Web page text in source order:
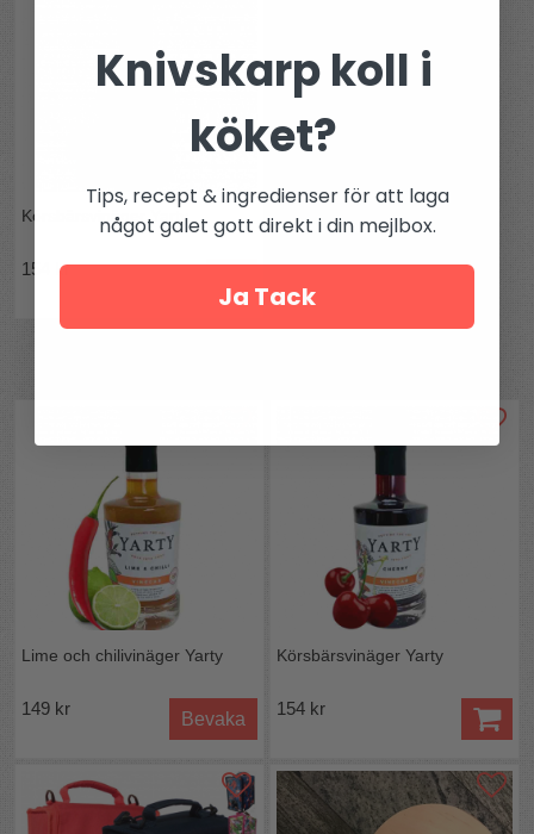
Körsbärsvinäger Yarty
154 kr
Lime och chilivinäger Yarty
149 kr
Bevaka
Körsbärsvinäger Yarty
154 kr
Knivskarp koll i
köket?
Tips, recept & ingredienser för att laga
något galet gott direkt i din mejlbox.
Ja Tack